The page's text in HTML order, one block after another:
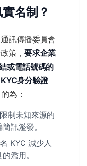
名制？
通訊傳播委員會
策， 要求企業
或電話號碼的
身分驗證
為：
制未知來源的
訊濫發。
KYC 減少人
濫用。